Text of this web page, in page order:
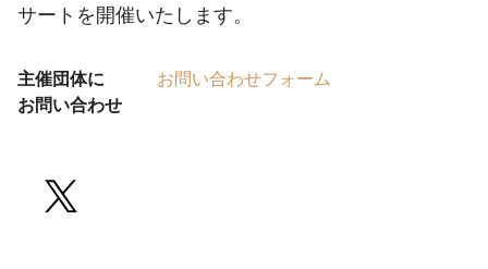
サートを開催いたします。
主催団体に
お問い合わせ
お問い合わせフォーム